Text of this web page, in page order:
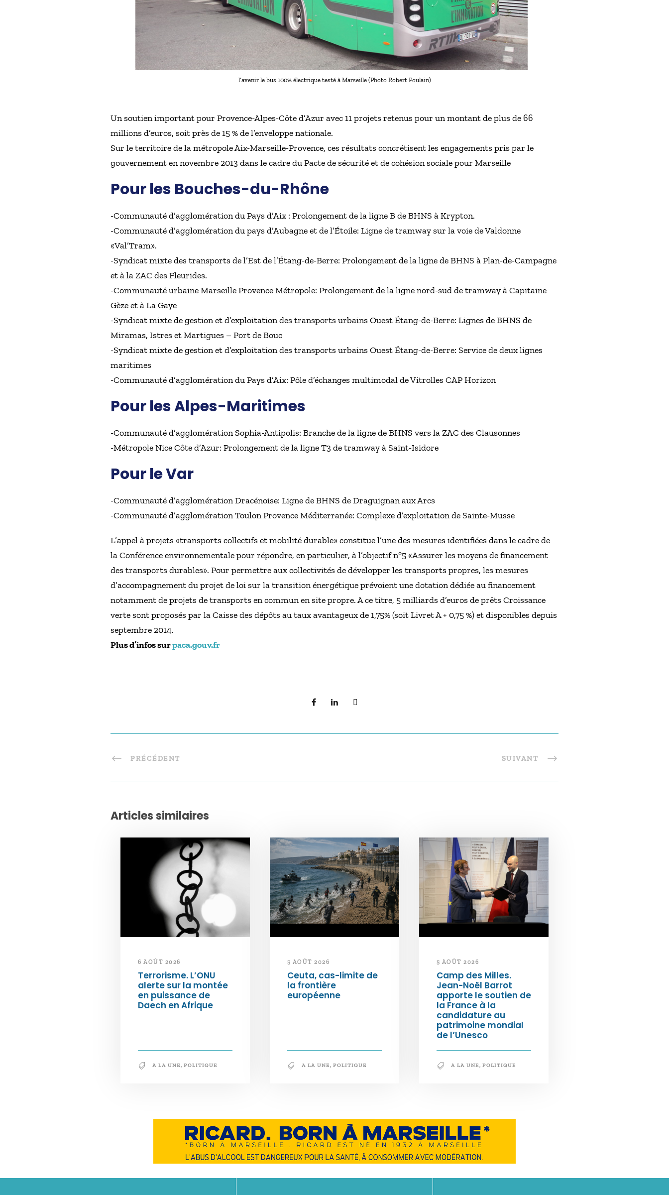
l’avenir le bus 100% électrique testé à Marseille (Photo Robert Poulain)
Un soutien important pour Provence-Alpes-Côte d’Azur avec 11 projets retenus pour un montant de plus de 66
millions d’euros, soit près de 15 % de l’enveloppe nationale.
Sur le territoire de la métropole Aix-Marseille-Provence, ces résultats concrétisent les engagements pris par le
gouvernement en novembre 2013 dans le cadre du Pacte de sécurité et de cohésion sociale pour Marseille
Pour les Bouches-du-Rhône
-Communauté d’agglomération du Pays d’Aix : Prolongement de la ligne B de BHNS à Krypton.
-Communauté d’agglomération du pays d’Aubagne et de l’Étoile: Ligne de tramway sur la voie de Valdonne
«Val’Tram».
-Syndicat mixte des transports de l’Est de l’Étang-de-Berre: Prolongement de la ligne de BHNS à Plan-de-Campagne
et à la ZAC des Fleurides.
-Communauté urbaine Marseille Provence Métropole: Prolongement de la ligne nord-sud de tramway à Capitaine
Gèze et à La Gaye
-Syndicat mixte de gestion et d’exploitation des transports urbains Ouest Étang-de-Berre: Lignes de BHNS de
Miramas, Istres et Martigues – Port de Bouc
-Syndicat mixte de gestion et d’exploitation des transports urbains Ouest Étang-de-Berre: Service de deux lignes
maritimes
-Communauté d’agglomération du Pays d’Aix: Pôle d’échanges multimodal de Vitrolles CAP Horizon
Pour les Alpes-Maritimes
-Communauté d’agglomération Sophia-Antipolis: Branche de la ligne de BHNS vers la ZAC des Clausonnes
-Métropole Nice Côte d’Azur: Prolongement de la ligne T3 de tramway à Saint-Isidore
Pour le Var
-Communauté d’agglomération Dracénoise: Ligne de BHNS de Draguignan aux Arcs
-Communauté d’agglomération Toulon Provence Méditerranée: Complexe d’exploitation de Sainte-Musse
L’appel à projets «transports collectifs et mobilité durable» constitue l’une des mesures identifiées dans le cadre de
la Conférence environnementale pour répondre, en particulier, à l’objectif n°5 «Assurer les moyens de financement
des transports durables». Pour permettre aux collectivités de développer les transports propres, les mesures
d’accompagnement du projet de loi sur la transition énergétique prévoient une dotation dédiée au financement
notamment de projets de transports en commun en site propre. A ce titre, 5 milliards d’euros de prêts Croissance
verte sont proposés par la Caisse des dépôts au taux avantageux de 1,75% (soit Livret A + 0,75 %) et disponibles depuis
septembre 2014.
Plus d’infos surpaca.gouv.fr
PRÉCÉDENT SUIVANT
Articles similaires
6 AOÛT 2026
Terrorisme. L’ONU
alerte sur la montée
en puissance de
Daech en Afrique
A LA UNE, POLITIQUE
5 AOÛT 2026
Ceuta, cas-limite de
la frontière
européenne
A LA UNE, POLITIQUE
5 AOÛT 2026
Camp des Milles.
Jean-Noël Barrot
apporte le soutien de
la France à la
candidature au
patrimoine mondial
de l’Unesco
A LA UNE, POLITIQUE
Notre philosophie En savoir +